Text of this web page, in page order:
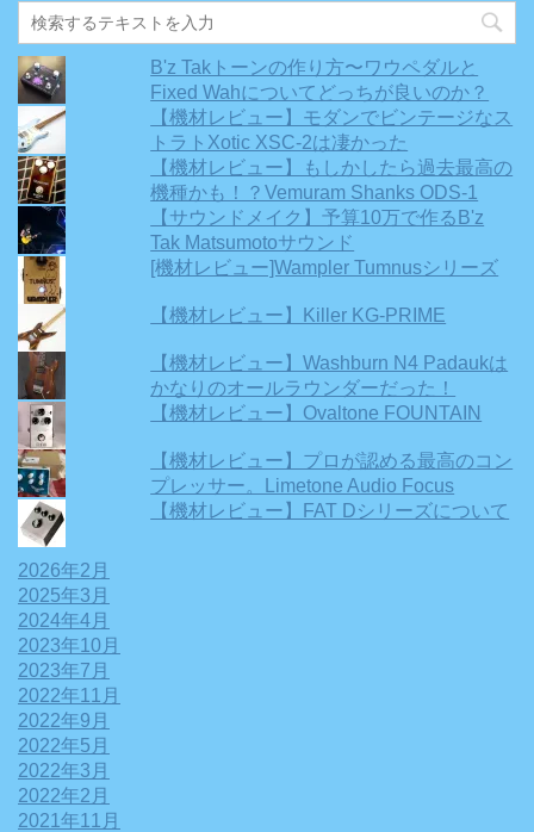
B'z Takトーンの作り方〜ワウペダルと
Fixed Wahについてどっちが良いのか？
【機材レビュー】モダンでビンテージなス
トラトXotic XSC-2は凄かった
【機材レビュー】もしかしたら過去最高の
機種かも！？Vemuram Shanks ODS-1
【サウンドメイク】予算10万で作るB'z
Tak Matsumotoサウンド
[機材レビュー]Wampler Tumnusシリーズ
【機材レビュー】Killer KG-PRIME
【機材レビュー】Washburn N4 Padaukは
かなりのオールラウンダーだった！
【機材レビュー】Ovaltone FOUNTAIN
【機材レビュー】プロが認める最高のコン
プレッサー。Limetone Audio Focus
【機材レビュー】FAT Dシリーズについて
2026年2月
2025年3月
2024年4月
2023年10月
2023年7月
2022年11月
2022年9月
2022年5月
2022年3月
2022年2月
2021年11月